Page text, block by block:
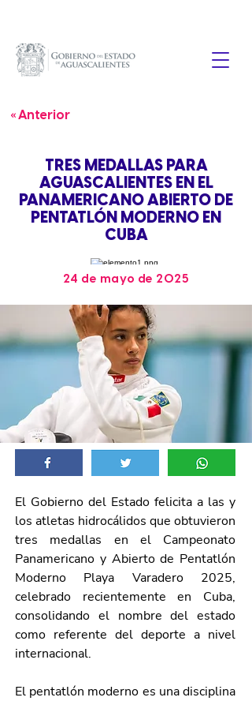
« Anterior
TRES MEDALLAS PARA
AGUASCALIENTES EN EL
PANAMERICANO ABIERTO DE
PENTATLÓN MODERNO EN
CUBA
24 de mayo de 2025
El Gobierno del Estado felicita a las y
los atletas hidrocálidos que obtuvieron
tres medallas en el Campeonato
Panamericano y Abierto de Pentatlón
Moderno Playa Varadero 2025,
celebrado recientemente en Cuba,
consolidando el nombre del estado
como referente del deporte a nivel
internacional.
El pentatlón moderno es una disciplina